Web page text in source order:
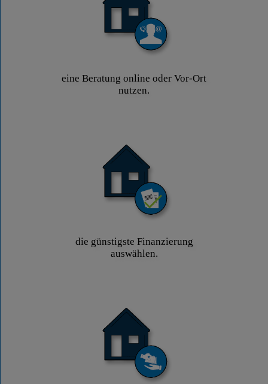
eine Beratung online oder Vor-Ort
nutzen.
die günstigste Finanzierung
auswählen.